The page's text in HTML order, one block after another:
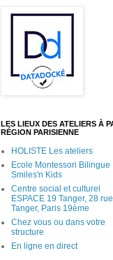
LES LIEUX DES ATELIERS À
RÉGION PARISIENNE
HOLISTE Les ateliers
Ecole Montessori Bilingue
Smiles'n Kids
Centre social et culturel
ESPACE 19 Tanger, 28
Tanger, Paris 19ème
Chez vous ou dans votre
structure
En ligne en direct